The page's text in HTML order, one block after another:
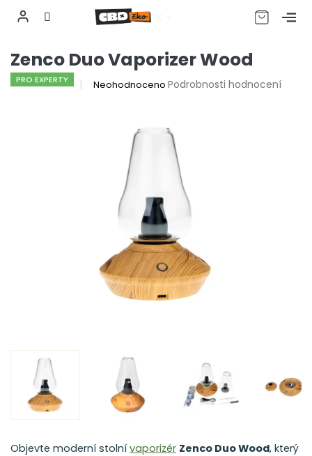
na
obsah
CZK
Zenco Duo Vaporizer Wood
PRO EXPERTY
Průměrné
hvězdiček.
Neohodnoceno Podrobnosti hodnocení
Objevte moderní stolní vaporizér Zenco Duo Wood, který